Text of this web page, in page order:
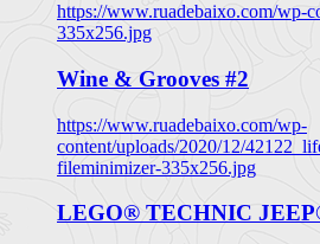
https://www.ruadebaixo.com/wp-
335x256.jpg
Wine & Grooves #2
https://www.ruadebaixo.com/wp-
content/uploads/2020/12/
fileminimizer-335x256.jpg
LEGO® TECHNIC